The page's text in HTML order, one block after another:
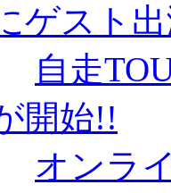
ゲスト
自走
開始!!
オンラ